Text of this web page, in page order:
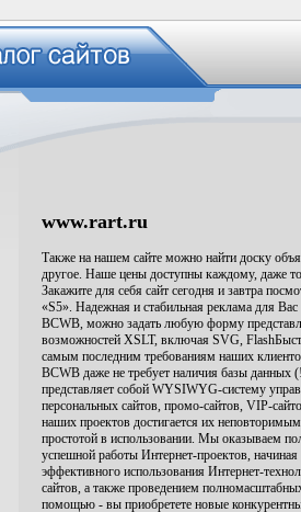
www.rart.ru
Также на нашем сайте можно найти доску
другое. Наше цены доступны каждому, даже
Закажите для себя сайт сегодня и завтра
«S5». Надежная и стабильная реклама для
BCWB, можно задать любую форму
возможностей XSLT, включая SVG,
самым последним требованиям наших
BCWB даже не требует наличия базы
представляет собой WYSIWYG-систему
персональных сайтов, промо-сайтов, VIP-
наших проектов достигается их
простотой в использовании. Мы оказываем
успешной работы Интернет-проектов,
эффективного использования Интернет-
сайтов, а также проведением
помощью - вы приобретете новые